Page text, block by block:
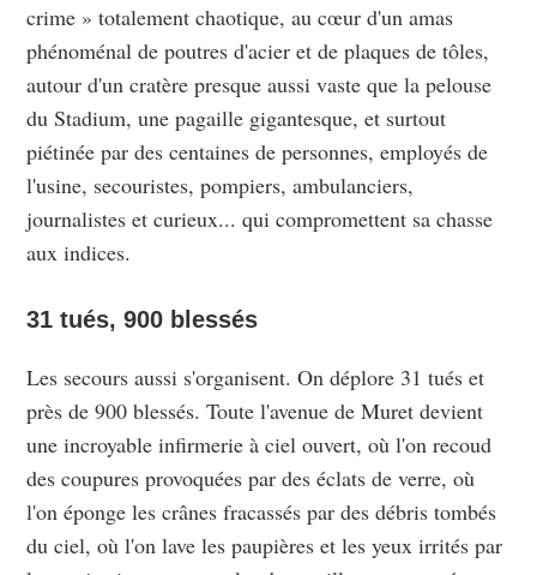
crime » totalement chaotique, au cœur d'un amas
phénoménal de poutres d'acier et de plaques de tôles,
autour d'un cratère presque aussi vaste que la pelouse
du Stadium, une pagaille gigantesque, et surtout
piétinée par des centaines de personnes, employés de
l'usine, secouristes, pompiers, ambulanciers,
journalistes et curieux... qui compromettent sa chasse
aux indices.
31 tués, 900 blessés
Les secours aussi s'organisent. On déplore 31 tués et
près de 900 blessés. Toute l'avenue de Muret devient
une incroyable infirmerie à ciel ouvert, où l'on recoud
des coupures provoquées par des éclats de verre, où
l'on éponge les crânes fracassés par des débris tombés
du ciel, où l'on lave les paupières et les yeux irrités par